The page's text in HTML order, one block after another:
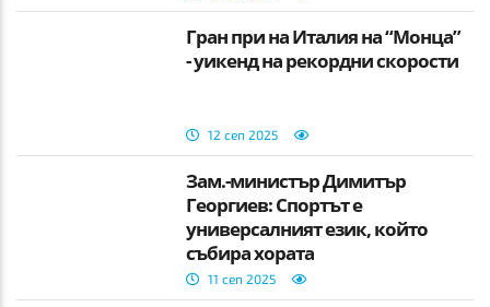
Гран при на Италия на “Монца”
- уикенд на рекордни скорости
12 сеп 2025
Зам.-министър Димитър
Георгиев: Спортът е
универсалният език, който
събира хората
11 сеп 2025